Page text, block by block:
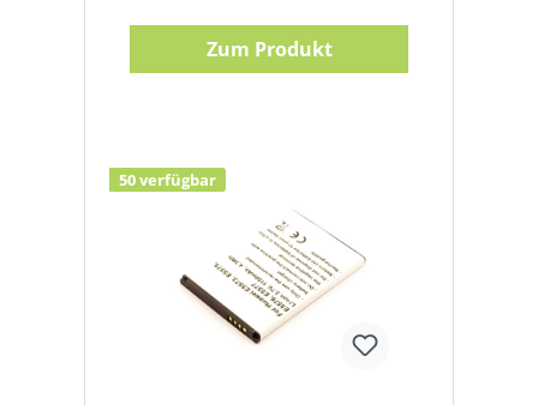
Zum Produkt
50 verfügbar